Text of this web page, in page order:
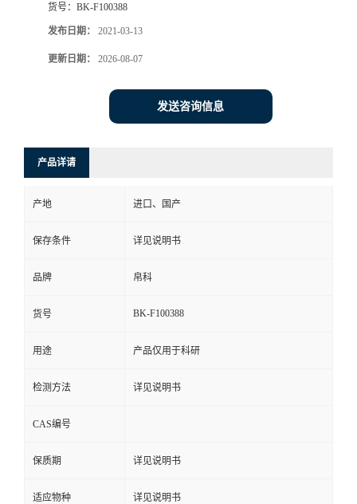
货号： BK-F100388
发布日期： 2021-03-13
更新日期： 2026-08-07
发送咨询信息
产品详请
产地 进口、国产
保存条件 详见说明书
品牌 帛科
货号 BK-F100388
用途 产品仅用于科研
检测方法 详见说明书
CAS编号
保质期 详见说明书
适应物种 详见说明书